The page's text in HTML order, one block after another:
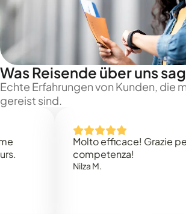
Was Reisende über uns
Echte Erfahrungen von Kunden, die
gereist sind.
Molto efficace! Grazie per la
competenza!